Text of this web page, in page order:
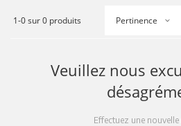
1-0 sur 0 produits Pertinence
Veuillez nous
Effectuez une nouvelle